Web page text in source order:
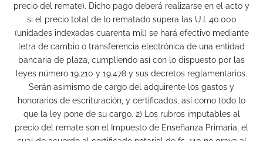
precio del remate). Dicho pago deberá realizarse en el acto y
si el precio total de lo rematado supera las U.I. 40.000
(unidades indexadas cuarenta mil) se hará efectivo mediante
letra de cambio o transferencia electrónica de una entidad
bancaria de plaza, cumpliendo así con lo dispuesto por las
leyes número 19.210 y 19.478 y sus decretos reglamentarios.
Serán asimismo de cargo del adquirente los gastos y
honorarios de escrituración, y certificados, así como todo lo
que la ley pone de su cargo. 2) Los rubros imputables al
precio del remate son el Impuesto de Enseñanza Primaria, el